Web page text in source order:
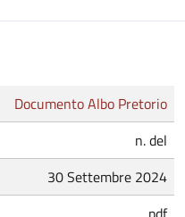
Documento Albo Pretorio
n. del
30 Settembre 2024